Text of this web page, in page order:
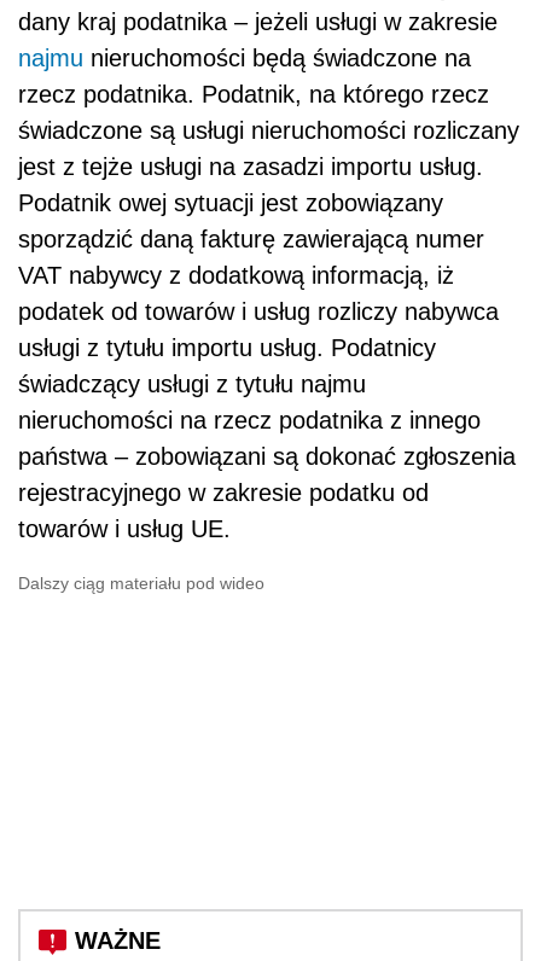
dany kraj podatnika – jeżeli usługi w zakresie
najmu nieruchomości będą świadczone na
rzecz podatnika. Podatnik, na którego rzecz
świadczone są usługi nieruchomości rozliczany
jest z tejże usługi na zasadzi importu usług.
Podatnik owej sytuacji jest zobowiązany
sporządzić daną fakturę zawierającą numer
VAT nabywcy z dodatkową informacją, iż
podatek od towarów i usług rozliczy nabywca
usługi z tytułu importu usług. Podatnicy
świadczący usługi z tytułu najmu
nieruchomości na rzecz podatnika z innego
państwa – zobowiązani są dokonać zgłoszenia
rejestracyjnego w zakresie podatku od
towarów i usług UE.
Dalszy ciąg materiału pod wideo